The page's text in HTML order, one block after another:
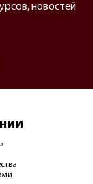
новостей